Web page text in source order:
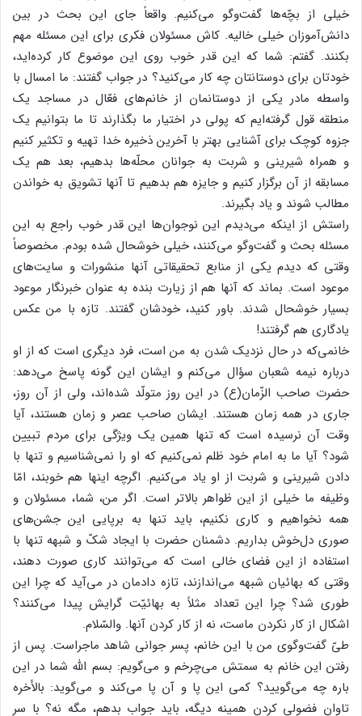
خیلی از بچّه‌ها گفت‌وگو می‌کنیم. واقعاً جای این بحث در بین
دانش‌آموزان خیلی خالیه. کاش مسئولان فکری برای این مسئله مهم
بکنند. گفتم: شما که این قدر خوب روی این موضوع کار کرده‌اید،
خودتان برای دوستانتان چه کار می‌کنید؟ در جواب گفتند: ما امسال با
واسطه مادر یکی از دوستانمان از خانم‌های فعّال در مساجد یک
منطقه قول گرفته‌ایم که پولی در اختیار ما بگذارند تا ما بتوانیم یک
جزوه کوچک برای آشنایی بهتر با آخرین ذخیره خدا تهیه و تکثیر کنیم
و همراه شیرینی و شربت به جوانان محلّه‌ها بدهیم، بعد هم یک
مسابقه از آن برگزار کنیم و جایزه هم بدهیم تا آنها تشویق به خواندن
مطالب شوند و یاد بگیرند.
راستش از اینکه می‌دیدم این نوجوان‌ها این قدر خوب راجع به این
مسئله بحث و گفت‌وگو می‌کنند، خیلی خوشحال شده بودم. مخصوصاً
وقتی که دیدم یکی از منابع تحقیقاتی آنها منشورات و سایت‌های
موعود است. بماند که آنها هم از زیارت بنده به عنوان خبرنگار موعود
بسیار خوشحال شدند. باور کنید، خودشان گفتند. تازه با من عکس
یادگاری هم گرفتند!
خانمی‌که در حال نزدیک شدن به من است، فرد دیگری است که از او
درباره نیمه شعبان سؤال می‌کنم و ایشان این گونه پاسخ می‌دهد:
حضرت صاحب الزّمان(ع) در این روز متولّد شده‌اند، ولی از آن روز،
جاری در همه زمان هستند. ایشان صاحب عصر و زمان هستند، آیا
وقت آن نرسیده است که تنها همین یک ویژگی برای مردم تبیین
شود؟ آیا ما به امام خود ظلم نمی‌کنیم که او را نمی‌شناسیم و تنها با
دادن شیرینی و شربت از او یاد می‌کنیم. اگرچه اینها هم خوبند، امّا
وظیفه ما خیلی از این ظواهر بالاتر است. اگر من، شما، مسئولان و
همه نخواهیم و کاری نکنیم، باید تنها به برپایی این جشن‌های
صوری دل‌خوش بداریم. دشمنان حضرت با ایجاد شکّ و شبهه تنها با
استفاده از این فضای خالی است که می‌توانند کاری صورت دهند،
وقتی که بهائیان شبهه می‌‌اندازند، تازه دادمان در می‌آید که چرا این
طوری ‌شد؟ چرا این تعداد مثلاً به بهائیّت گرایش پیدا می‌کنند؟
اشکال از کار نکردن ماست، نه از کار کردن آنها. والسّلام.
طیّ گفت‌وگوی من با این خانم، پسر جوانی شاهد ماجراست. پس از
رفتن این خانم به سمتش می‌چرخم و می‌گویم: بسم الله شما در این
باره چه می‌گویید؟ کمی این پا و آن پا می‌کند و می‌گوید: بالأخره
تاوان فضولی کردن همینه دیگه، باید جواب بدهم، مگه نه؟ با سر